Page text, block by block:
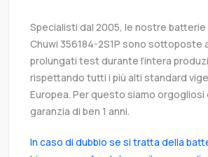
Specialisti dal 2005, le nostre batterie
Chuwi 356184-2S1P sono sottoposte
prolungati test durante l’intera
rispettando tutti i più alti standard
Europea. Per questo siamo orgogliosi
garanzia di ben 1 anni.
In caso di dubbio se si tratta della